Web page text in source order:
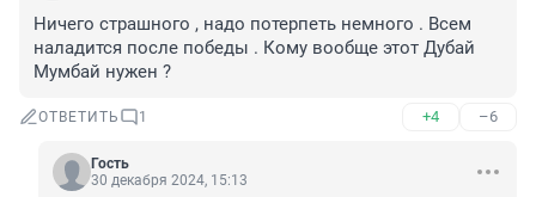
Ничего страшного , надо потерпеть немного . Всем
наладится после победы . Кому вообще этот Дубай
Мумбай нужен ?
ОТВЕТИТЬ 1 +4 –6
Гость
30 декабря 2024, 15:13